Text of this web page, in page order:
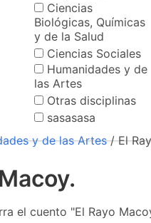
Ciencias
Biológicas, Químicas
y de la Salud
Ciencias Sociales
Humanidades y de
las Artes
Otras disciplinas
sasasasa
y de las Artes/ El
el cuento "El Rayo